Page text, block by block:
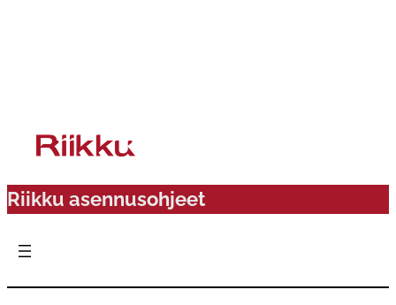
Riikku asennusohjeet